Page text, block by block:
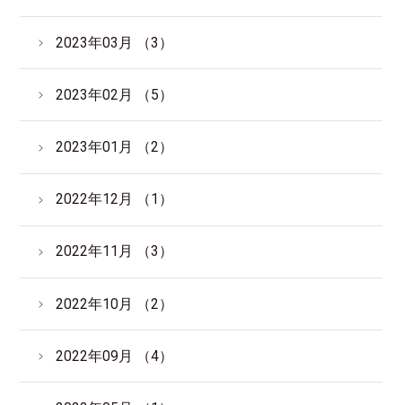
2023年03月 （3）
2023年02月 （5）
2023年01月 （2）
2022年12月 （1）
2022年11月 （3）
2022年10月 （2）
2022年09月 （4）